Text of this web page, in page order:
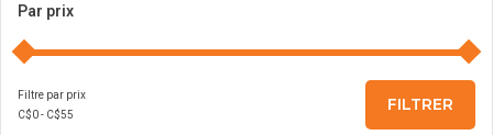
Par prix
Filtre par prix
C$0- C$55
FILTRER